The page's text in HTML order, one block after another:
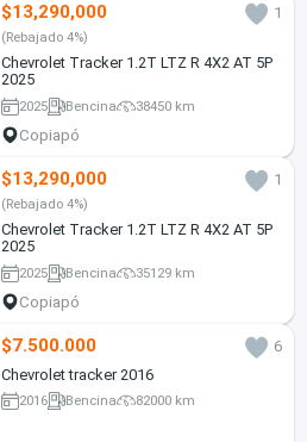
$13,290,000 1
(Rebajado 4%)
Chevrolet Tracker 1.2T LTZ R 4X2 AT 5P
2025
2025 Bencina 38450 km
Copiapó
$13,290,000 1
(Rebajado 4%)
Chevrolet Tracker 1.2T LTZ R 4X2 AT 5P
2025
2025 Bencina 35129 km
Copiapó
$7.500.000
6
Chevrolet tracker 2016
2016 Bencina 82000 km